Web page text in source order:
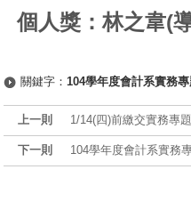
個人獎：林之韋(
關鍵字： 104學年度會計系實務
上一則 1/14(四)前繳交實務專
下一則 104學年度會計系實務